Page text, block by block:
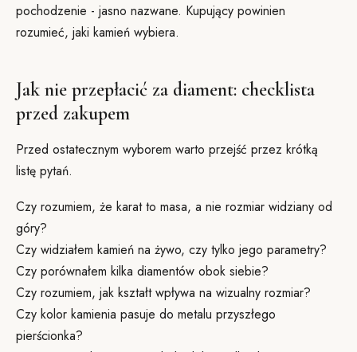
pochodzenie - jasno nazwane. Kupujący powinien
rozumieć, jaki kamień wybiera.
Jak nie przepłacić za diament: checklista
przed zakupem
Przed ostatecznym wyborem warto przejść przez krótką
listę pytań.
Czy rozumiem, że karat to masa, a nie rozmiar widziany od
góry?
Czy widziałem kamień na żywo, czy tylko jego parametry?
Czy porównałem kilka diamentów obok siebie?
Czy rozumiem, jak kształt wpływa na wizualny rozmiar?
Czy kolor kamienia pasuje do metalu przyszłego
pierścionka?